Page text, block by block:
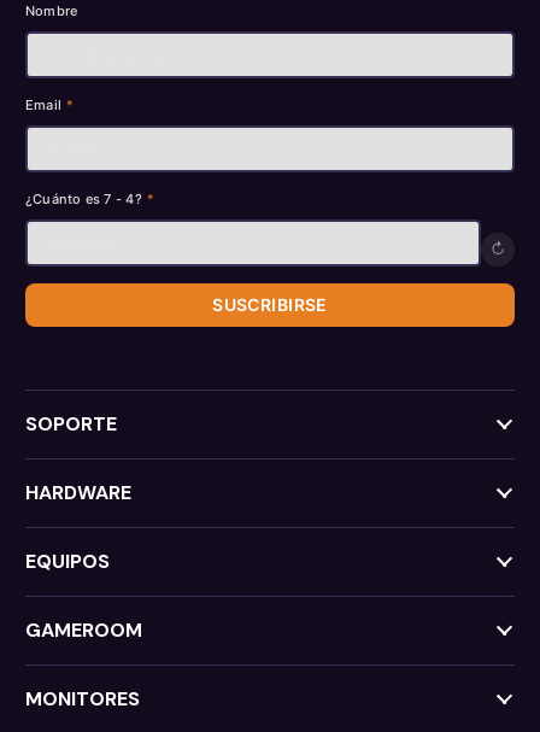
Nombre
Email *
¿Cuánto es 7 - 4? *
↻
SUSCRIBIRSE
SOPORTE
HARDWARE
EQUIPOS
GAMEROOM
MONITORES